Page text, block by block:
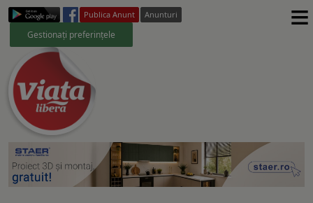
Publica Anunt Anunturi
Gestionați preferințele ≡